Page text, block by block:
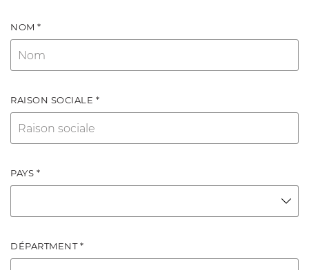
NOM *
RAISON SOCIALE *
PAYS *
DÉPARTMENT *